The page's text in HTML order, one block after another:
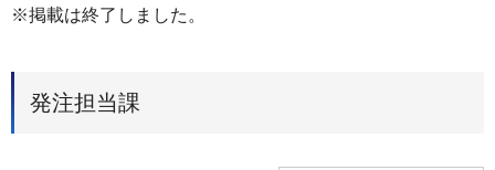
※掲載は終了しました。
発注担当課